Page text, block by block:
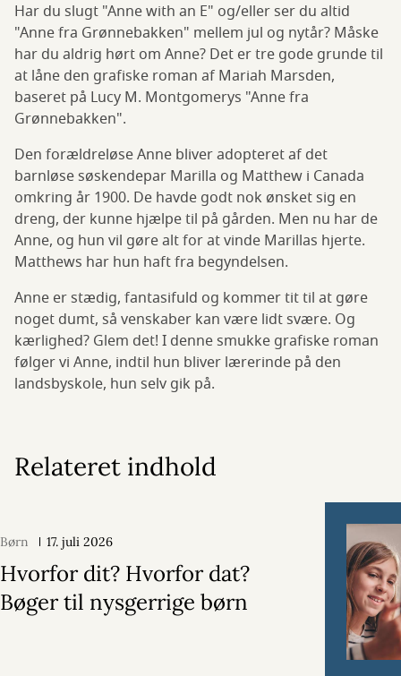
Har du slugt "Anne with an E" og/eller ser du altid
"Anne fra Grønnebakken" mellem jul og nytår? Måske
har du aldrig hørt om Anne? Det er tre gode grunde til
at låne den grafiske roman af Mariah Marsden,
baseret på Lucy M. Montgomerys "Anne fra
Grønnebakken".
Den forældreløse Anne bliver adopteret af det
barnløse søskendepar Marilla og Matthew i Canada
omkring år 1900. De havde godt nok ønsket sig en
dreng, der kunne hjælpe til på gården. Men nu har de
Anne, og hun vil gøre alt for at vinde Marillas hjerte.
Matthews har hun haft fra begyndelsen.
Anne er stædig, fantasifuld og kommer tit til at gøre
noget dumt, så venskaber kan være lidt svære. Og
kærlighed? Glem det! I denne smukke grafiske roman
følger vi Anne, indtil hun bliver lærerinde på den
landsbyskole, hun selv gik på.
Relateret indhold
Børn 17. juli 2026
Hvorfor dit? Hvorfor dat?
Bøger til nysgerrige børn